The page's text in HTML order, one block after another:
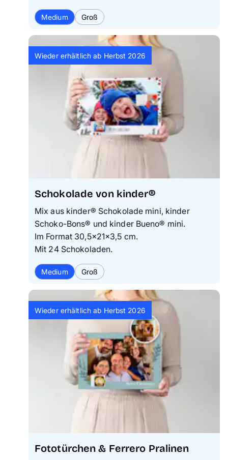
Medium Groß
Wieder erhältlich ab Herbst 2026
Schokolade von kinder®
Mix aus kinder® Schokolade mini, kinder
Schoko-Bons® und kinder Bueno® mini.
Im Format 30,5×21×3,5 cm.
Mit 24 Schokoladen.
Medium Groß
Wieder erhältlich ab Herbst 2026
Fototürchen & Ferrero Pralinen